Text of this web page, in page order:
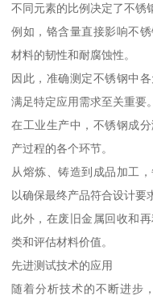
不同元素的比例决定了不锈
例如，铬含量直接影响不
材料的韧性和耐腐蚀性。
因此，准确测定不锈钢中
满足特定应用需求至关重要。
在工业生产中，不锈钢成
产过程的各个环节。
从熔炼、铸造到成品加工
以确保最终产品符合设计要
此外，在废旧金属回收和
类和评估材料价值。
先进测试技术的应用
随着分析技术的不断进步